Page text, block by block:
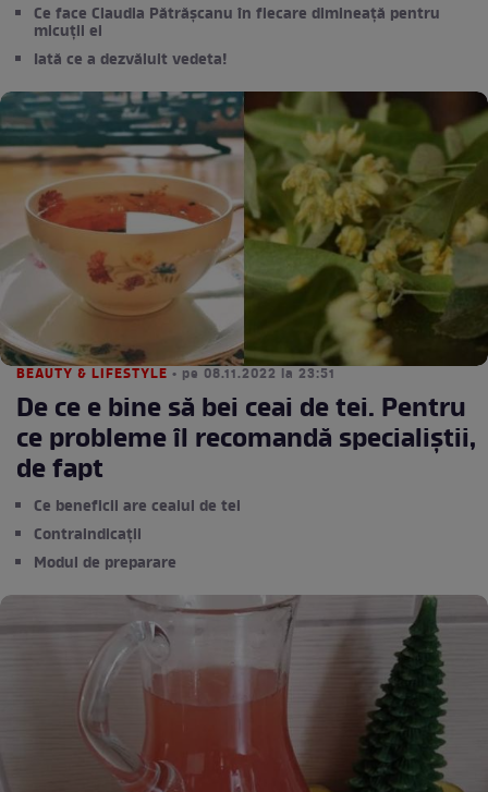
Ce face Claudia Pătrășcanu în fiecare dimineață pentru
micuții ei
Iată ce a dezvăluit vedeta!
BEAUTY & LIFESTYLE • pe 08.11.2022 la 23:51
De ce e bine să bei ceai de tei. Pentru
ce probleme îl recomandă specialiștii,
de fapt
Ce beneficii are ceaiul de tei
Contraindicații
Modul de preparare